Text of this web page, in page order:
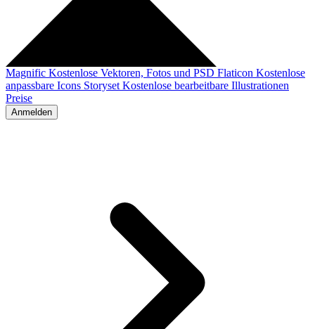
Magnific Kostenlose Vektoren, Fotos und PSD Flaticon Kostenlose
anpassbare Icons Storyset Kostenlose bearbeitbare Illustrationen
Preise
Anmelden